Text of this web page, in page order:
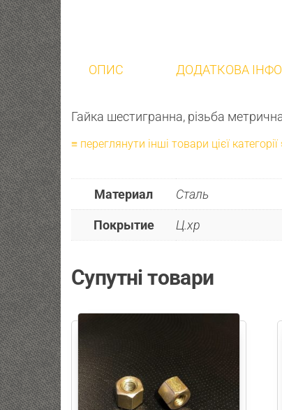
ОПИС ДОДАТКОВА
Гайка шестигранна, різьба
≡ переглянути інші товари цієї категорії
Материал Сталь
Покрытие Ц.хр
Супутні товари